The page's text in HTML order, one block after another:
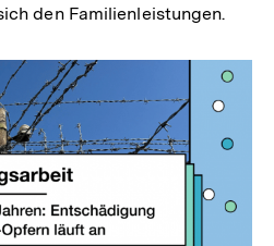
den Familienleistungen.